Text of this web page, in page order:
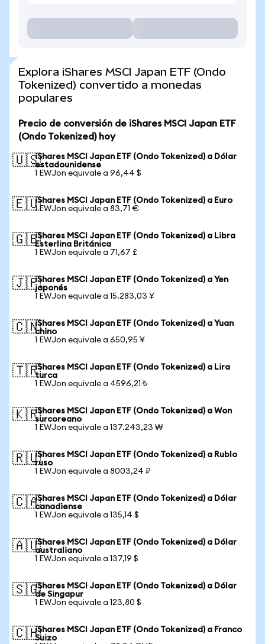
Explora iShares MSCI Japan ETF (Ondo
Tokenized) convertido a monedas
populares
Precio de conversión de iShares MSCI Japan ETF
(Ondo Tokenized) hoy
🇺🇸iShares MSCI Japan ETF (Ondo Tokenized) a Dólar
estadounidense
1 EWJon equivale a 96,44 $
🇪🇺iShares MSCI Japan ETF (Ondo Tokenized) a Euro
1 EWJon equivale a 83,71 €
🇬🇧iShares MSCI Japan ETF (Ondo Tokenized) a Libra
Esterlina Británica
1 EWJon equivale a 71,67 £
🇯🇵iShares MSCI Japan ETF (Ondo Tokenized) a Yen
japonés
1 EWJon equivale a 15.283,03 ¥
🇨🇳iShares MSCI Japan ETF (Ondo Tokenized) a Yuan
chino
1 EWJon equivale a 650,95 ¥
🇹🇷iShares MSCI Japan ETF (Ondo Tokenized) a Lira
turca
1 EWJon equivale a 4596,21 ₺
🇰🇷iShares MSCI Japan ETF (Ondo Tokenized) a Won
surcoreano
1 EWJon equivale a 137.243,23 ₩
🇷🇺iShares MSCI Japan ETF (Ondo Tokenized) a Rublo
ruso
1 EWJon equivale a 8003,24 ₽
🇨🇦iShares MSCI Japan ETF (Ondo Tokenized) a Dólar
canadiense
1 EWJon equivale a 135,14 $
🇦🇺iShares MSCI Japan ETF (Ondo Tokenized) a Dólar
australiano
1 EWJon equivale a 137,19 $
🇸🇬iShares MSCI Japan ETF (Ondo Tokenized) a Dólar
de Singapur
1 EWJon equivale a 123,80 $
🇨🇭iShares MSCI Japan ETF (Ondo Tokenized) a Franco
Suizo